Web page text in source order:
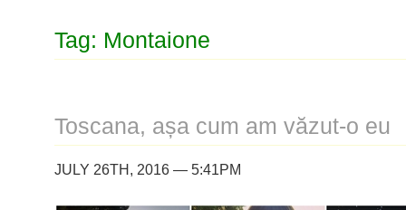
Tag: Montaione
Toscana, așa cum am văzut-o eu
JULY 26TH, 2016 — 5:41PM